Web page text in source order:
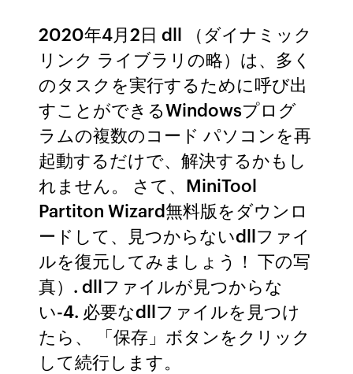
2020年4月2日 dll （ダイナミック
リンク ライブラリの略）は、多く
のタスクを実行するために呼び出
すことができるWindowsプログ
ラムの複数のコード パソコンを再
起動するだけで、解決するかもし
れません。 さて、MiniTool
Partiton Wizard無料版をダウンロ
ードして、見つからないdllファイ
ルを復元してみましょう！ 下の写
真）. dllファイルが見つからな
い-4. 必要なdllファイルを見つけ
たら、 「保存」ボタンをクリック
して続行します。